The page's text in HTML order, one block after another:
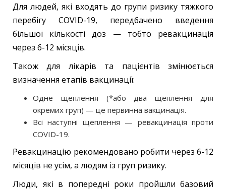
Для людей, які входять до групи ризику тяжкого
перебігу COVID-19, передбачено введення
більшої кількості доз — тобто ревакцинація
через 6-12 місяців.
Також для лікарів та пацієнтів змінюється
визначення етапів вакцинації:
Одне щеплення (*або два щеплення для
окремих груп) — це первинна вакцинація.
Всі наступні щеплення — ревакцинація проти
COVID-19.
Ревакцинацію рекомендовано робити через 6-12
місяців не усім, а людям із груп ризику.
Люди, які в попередні роки пройшли базовий